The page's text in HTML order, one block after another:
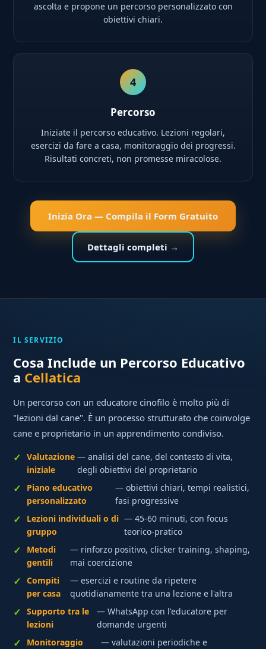
ascolta e propone un percorso personalizzato con
obiettivi chiari.
4
Percorso
Iniziate il percorso educativo. Lezioni regolari,
esercizi da fare a casa, monitoraggio dei progressi.
Risultati concreti, non promesse miracolose.
Inizia Ora — Compila il Form Gratuito
Dettagli completi →
IL SERVIZIO
Cosa Include un Percorso Educativo
a Cellatica
Un percorso con un educatore cinofilo è molto più di
"lezioni dal cane". È un processo strutturato che coinvolge
cane e proprietario in un apprendimento condiviso.
Valutazione
iniziale
— analisi del cane, del contesto di vita,
degli obiettivi del proprietario
Piano educativo
personalizzato
— obiettivi chiari, tempi realistici,
fasi progressive
Lezioni individuali o di
gruppo
— 45-60 minuti, con focus
teorico-pratico
Metodi
gentili
— rinforzo positivo, clicker training, shaping,
mai coercizione
Compiti
per casa
— esercizi e routine da ripetere
quotidianamente tra una lezione e l'altra
Supporto tra le
lezioni
— WhatsApp con l'educatore per
domande urgenti
Monitoraggio
— valutazioni periodiche e